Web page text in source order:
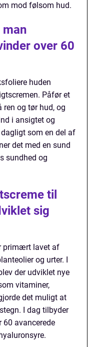
mod følsom hud.
man
over 60
huden
Påfør et
og tør hud, og
i ansigtet og
som en del af
det med en sund
sundhed og
til
sig
primært lavet af
og urter. I
der udviklet nye
vitaminer,
det muligt at
I dag tilbyder
60 avancerede